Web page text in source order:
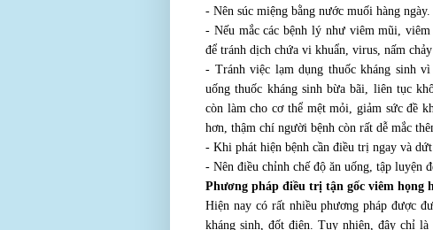
- Nên súc miệng bằng nước muối hàng ngày.
- Nếu mắc các bệnh lý như viêm mũi,
để tránh dịch chứa vi khuẩn, virus, nấm
- Tránh việc lạm dụng thuốc kháng sinh
uống thuốc kháng sinh bừa bãi, liên tục
còn làm cho cơ thể mệt mỏi, giảm sức đề
hơn, thậm chí người bệnh còn rất dễ mắc
- Khi phát hiện bệnh cần điều trị ngay và
- Nên điều chỉnh chế độ ăn uống, tập luyện
Phương pháp điều trị tận gốc viêm họng
Hiện nay có rất nhiều phương pháp được
kháng sinh, đốt điện. Tuy nhiên, đây chỉ